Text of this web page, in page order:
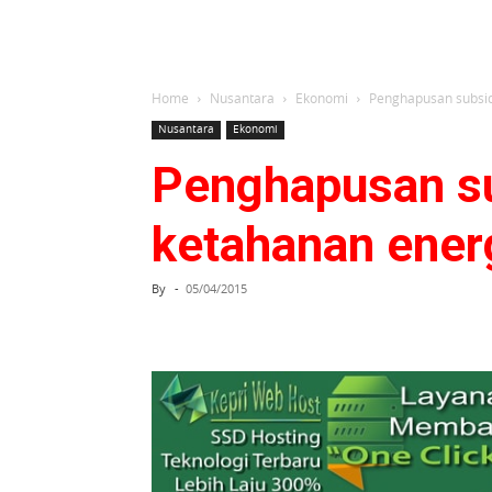
Home Nusantara Ekonomi Penghapusan
Nusantara Ekonomi
Penghapusan
ketahanan
By - 05/04/2015